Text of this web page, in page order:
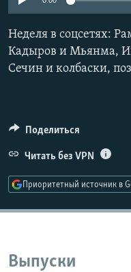
РАСПИСАНИЕ
ПОДПИШИТЕСЬ НА
СОЦИАЛЬНЫЕ СЕТИ
Неделя в соцсетях:
Кадыров и Мьянма,
Сечин и колбаски,
Поделиться
Читать без VPN
Приоритетный источник в
Выпуски